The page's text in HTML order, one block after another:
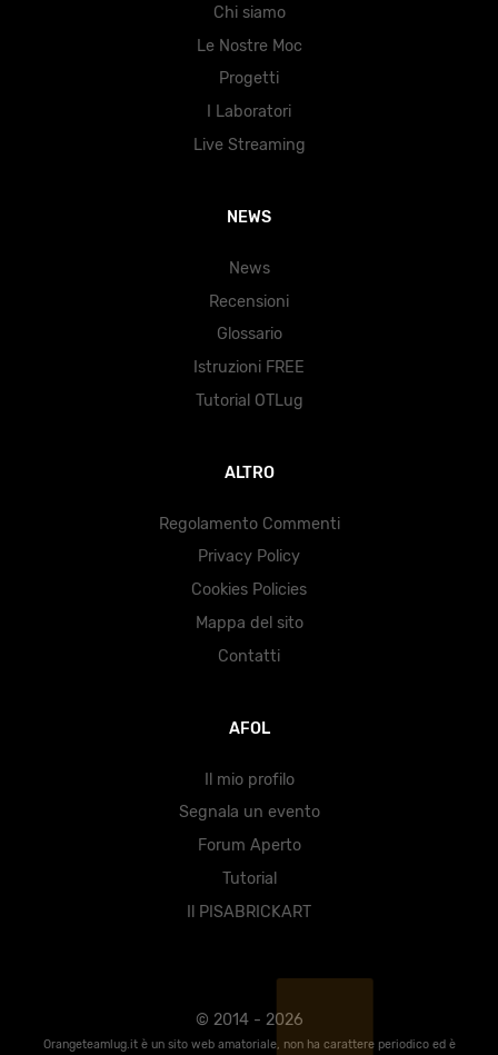
Chi siamo
Le Nostre Moc
Progetti
I Laboratori
Live Streaming
NEWS
News
Recensioni
Glossario
Istruzioni FREE
Tutorial OTLug
ALTRO
Regolamento Commenti
Privacy Policy
Cookies Policies
Mappa del sito
Contatti
AFOL
Il mio profilo
Segnala un evento
Forum Aperto
Tutorial
Il PISABRICKART
© 2014 - 2026
Orangeteamlug.it è un sito web amatoriale, non ha carattere periodico ed è